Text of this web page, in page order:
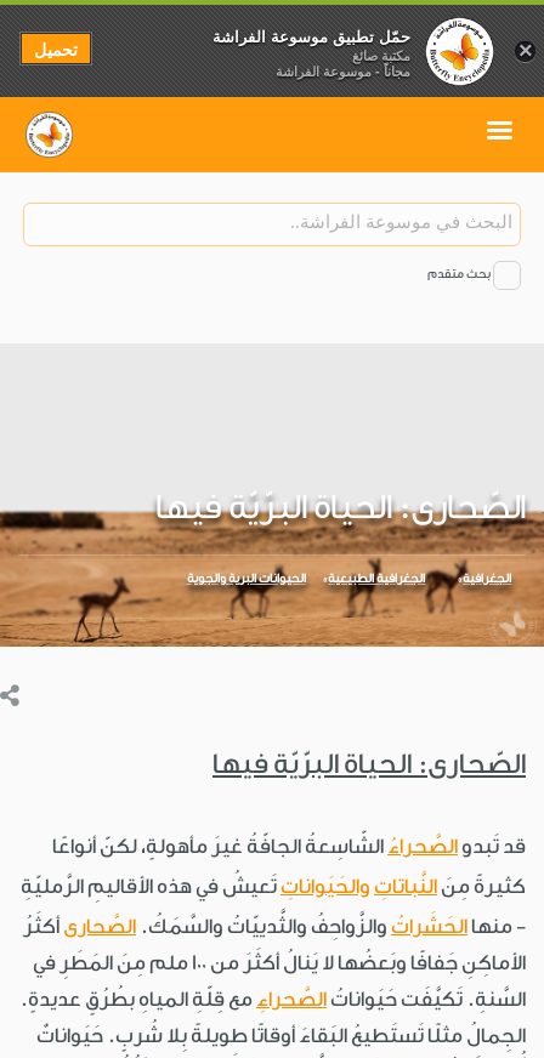
بحث متقدم
الصّحارى: الحياة البرّيّة فيها
الجغرافية الجغرافية الطبيعية الحيوانات البرية والجوية
الصّحارى: الحياة البرّيّة فيها
قد تَبدو الصَّحراءُ الشّاسِعةُ الجافّةُ غيرَ مأهولةٍ، لكنّ أنواعًا
كثيرةً مِنَ النَّباتاتِ والحَيَواناتِتَعيشُ في هذه الأقاليمِ الرَّمليّةِ
- منها الحَشَراتُ والزَّواحِفُ والثَّدييّاتُ والسَّمَكُ. الصَّحارى أكثَرُ
الأماكِنِ جَفافًا وبَعضُها لا يَنالُ أكثَرَ من 100 ملم مِنَ المَطَرِ في
السَّنةِ. تَكيَّفَت حَيَواناتُ الصَّحراءِ مع قِلّةِ المياهِ بطُرُقٍ عديدةٍ.
الجِمالُ مثلًا تَستَطيعُ البَقاءَ أوقاتًا طويلةً بِلا شُربٍ. حَيَواناتٌ
×
حمّل تطبيق موسوعة الفراشة
مكتبة صائغ
مجاناً - موسوعة الفراشة
تحميل